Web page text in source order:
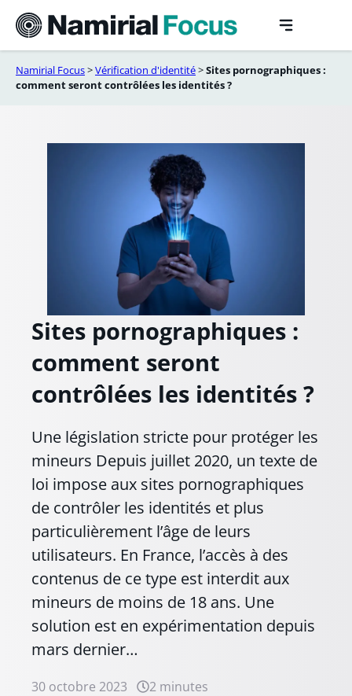
Aller
contenu
Namirial Focus>Vérification d'identité>Sites pornographiques :
comment seront contrôlées les identités ?
Sites pornographiques :
comment seront
contrôlées les identités ?
Une législation stricte pour protéger les
mineurs Depuis juillet 2020, un texte de
loi impose aux sites pornographiques
de contrôler les identités et plus
particulièrement l’âge de leurs
utilisateurs. En France, l’accès à des
contenus de ce type est interdit aux
mineurs de moins de 18 ans. Une
solution est en expérimentation depuis
mars dernier…
30 octobre 2023 2 minutes